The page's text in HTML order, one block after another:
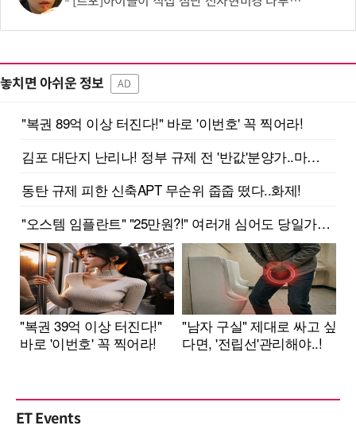
놓치면 아쉬운 정보 AD
ET Events